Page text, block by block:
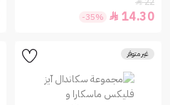
14.30

-35%
غير متوفر